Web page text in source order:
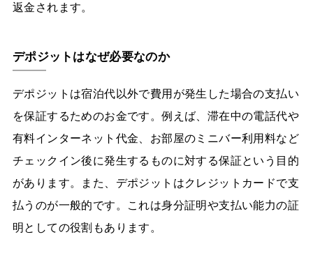
返金されます。
デポジットはなぜ必要なのか
デポジットは宿泊代以外で費用が発生した場合の支払い
を保証するためのお金です。例えば、滞在中の電話代や
有料インターネット代金、お部屋のミニバー利用料など
チェックイン後に発生するものに対する保証という目的
があります。また、デポジットはクレジットカードで支
払うのが一般的です。これは身分証明や支払い能力の証
明としての役割もあります。